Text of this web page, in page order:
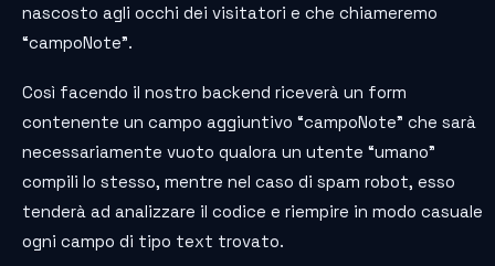
nascosto agli occhi dei visitatori e che chiameremo
“campoNote”.
Così facendo il nostro backend riceverà un form
contenente un campo aggiuntivo “campoNote” che sarà
necessariamente vuoto qualora un utente “umano”
compili lo stesso, mentre nel caso di spam robot, esso
tenderà ad analizzare il codice e riempire in modo casuale
ogni campo di tipo text trovato.